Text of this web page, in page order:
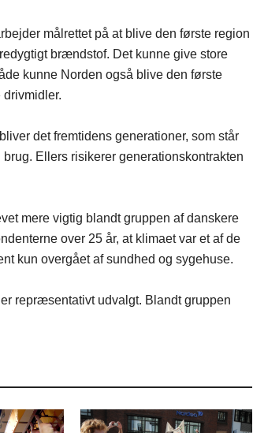
målrettet på at blive den første region
brændstof. Det kunne give store
kunne Norden også blive den første
det fremtidens generationer, som står
Ellers risikerer generationskontrakten
mere vigtig blandt gruppen af danskere
over 25 år, at klimaet var et af de
kun overgået af sundhed og sygehuse.
repræsentativt udvalgt. Blandt gruppen